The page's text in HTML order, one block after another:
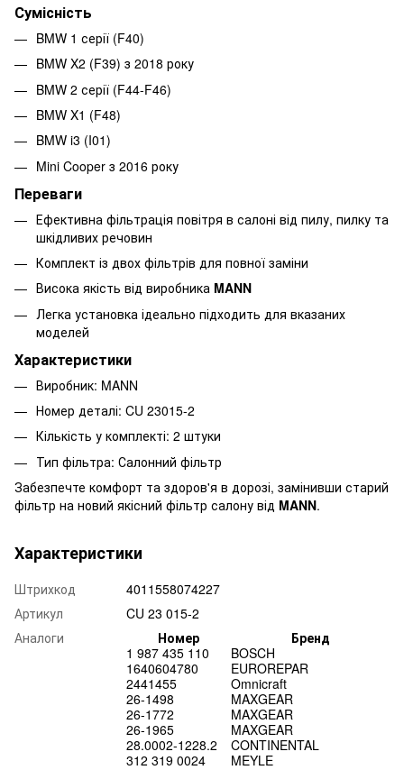
Сумісність
BMW 1 серії (F40)
BMW X2 (F39) з 2018 року
BMW 2 серії (F44-F46)
BMW X1 (F48)
BMW i3 (I01)
Mini Cooper з 2016 року
Переваги
Ефективна фільтрація повітря в салоні від пилу, пилку та
шкідливих речовин
Комплект із двох фільтрів для повної заміни
Висока якість від виробника MANN
Легка установка ідеально підходить для вказаних
моделей
Характеристики
Виробник: MANN
Номер деталі: CU 23015-2
Кількість у комплекті: 2 штуки
Тип фільтра: Салонний фільтр
Забезпечте комфорт та здоров'я в дорозі, замінивши старий
фільтр на новий якісний фільтр салону від MANN.
Характеристики
Штрихкод
4011558074227
Артикул
CU 23 015-2
Аналоги
Номер
Бренд
1 987 435 110
BOSCH
1640604780
EUROREPAR
2441455
Omnicraft
26-1498
MAXGEAR
26-1772
MAXGEAR
26-1965
MAXGEAR
28.0002-1228.2
CONTINENTAL
312 319 0024
MEYLE